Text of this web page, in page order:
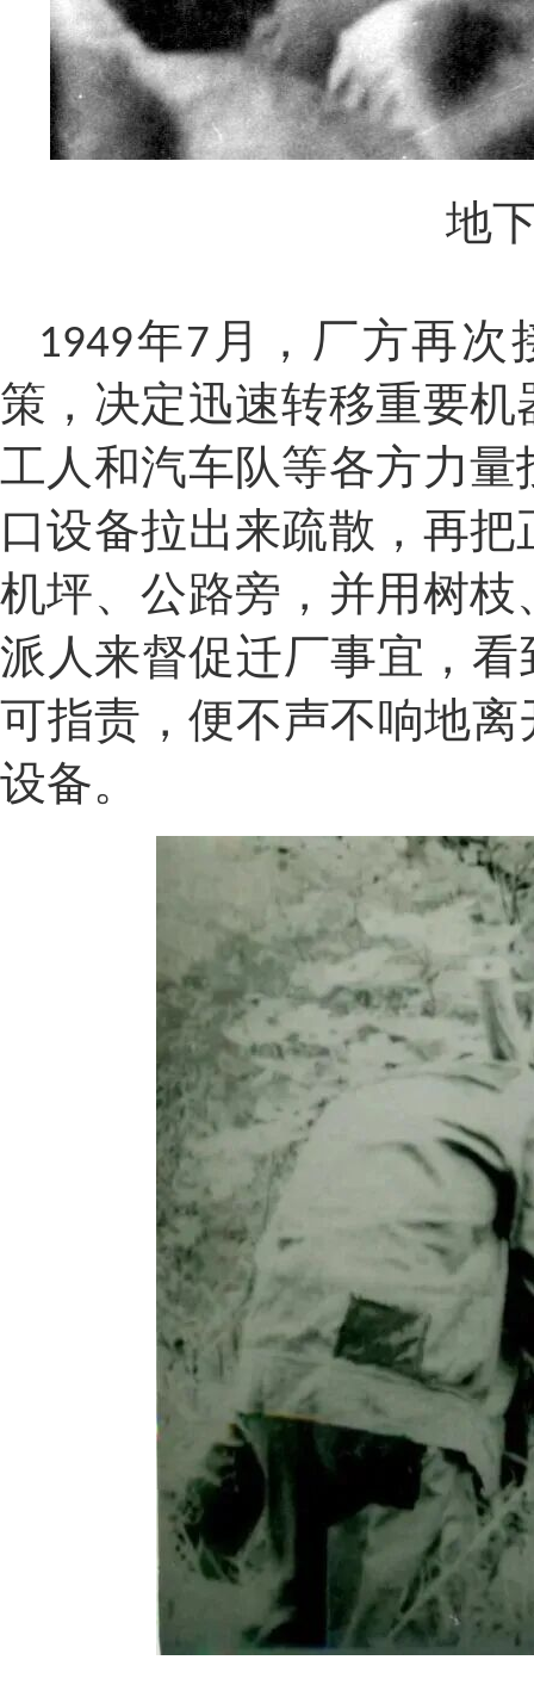
地
1949年7 月，厂方再次
策，决定迅速转移重要
工人和汽车队等各方力
口设备拉出来疏散，再
机坪、公路旁，并用树
派人来督促迁厂事宜，
可指责，便不声不响地
设备。